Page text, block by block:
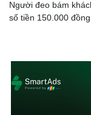
Người đeo bám
số tiền 150.000 đồng